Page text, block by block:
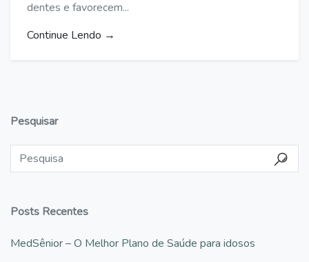
dentes e favorecem...
Continue Lendo →
Pesquisar
Posts Recentes
MedSênior – O Melhor Plano de Saúde para idosos